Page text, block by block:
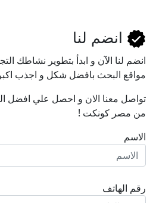
انضم لنا
انضم لنا اﻵن و ابدأ بتطوير نشاطك
مواقع البحث بافضل شكل و اجذب
تواصل معنا الان و احصل علي افضل
من مصر كونكت !
الاسم
رقم الهاتف